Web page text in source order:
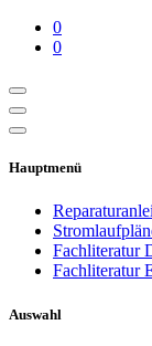
0
0
Hauptmenü
Fachliteratur
Fachliteratur
Auswahl